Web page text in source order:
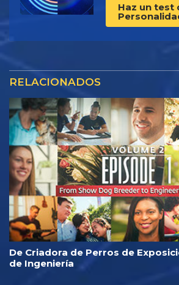
Haz un test
RELACIONADOS
De Criadora de Perros de
de Ingeniería